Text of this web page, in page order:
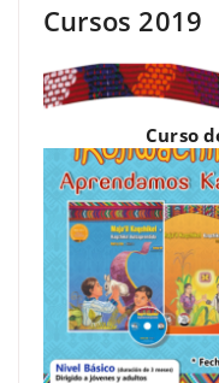
Cursos 2019
Curso